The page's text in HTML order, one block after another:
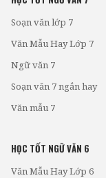
Soạn văn lớp 7
Văn Mẫu Hay Lớp 7
Ngữ văn 7
Soạn văn 7 ngắn hay
Văn mẫu 7
HỌC TỐT NGỮ VĂN 6
Văn Mẫu Hay Lớp 6